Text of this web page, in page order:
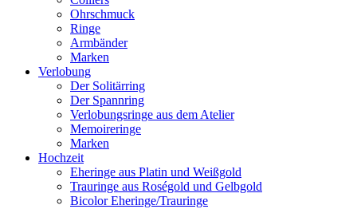
Ohrschmuck
Ringe
Armbänder
Marken
Verlobung
Der Solitärring
Der Spannring
Verlobungsringe aus dem Atelier
Memoireringe
Marken
Hochzeit
Eheringe aus Platin und Weißgold
Trauringe aus Roségold und Gelbgold
Bicolor Eheringe/Trauringe